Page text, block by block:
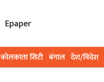
Epaper
कोलकाता सिटी बंगाल देश/विदेश